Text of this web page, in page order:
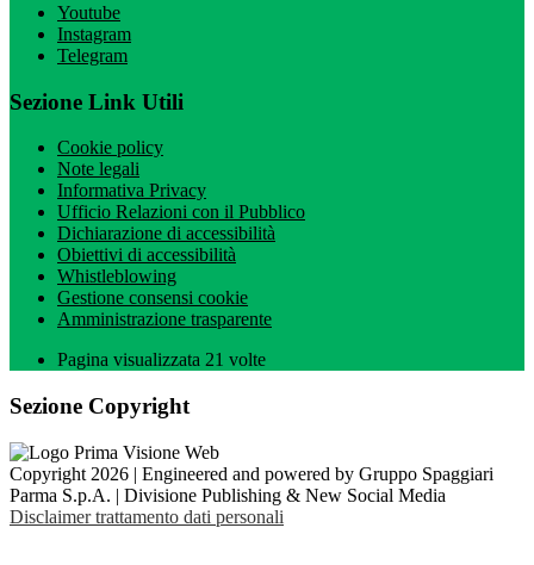
Youtube
Instagram
Telegram
Sezione Link Utili
Cookie policy
Note legali
Informativa Privacy
Ufficio Relazioni con il Pubblico
Dichiarazione di accessibilità
Obiettivi di accessibilità
Whistleblowing
Gestione consensi cookie
Amministrazione trasparente
Pagina visualizzata 21 volte
Sezione Copyright
Copyright 2026 | Engineered and powered by Gruppo Spaggiari
Parma S.p.A. | Divisione Publishing & New Social Media
Disclaimer trattamento dati personali